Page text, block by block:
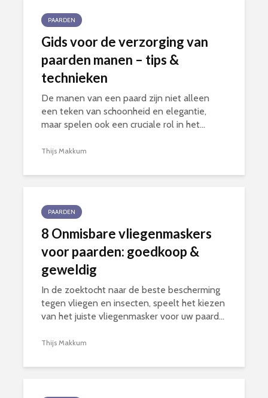
PAARDEN
Gids voor de verzorging van
paarden manen – tips &
technieken
De manen van een paard zijn niet alleen
een teken van schoonheid en elegantie,
maar spelen ook een cruciale rol in het...
Thijs Makkum
PAARDEN
8 Onmisbare vliegenmaskers
voor paarden: goedkoop &
geweldig
In de zoektocht naar de beste bescherming
tegen vliegen en insecten, speelt het kiezen
van het juiste vliegenmasker voor uw paard...
Thijs Makkum